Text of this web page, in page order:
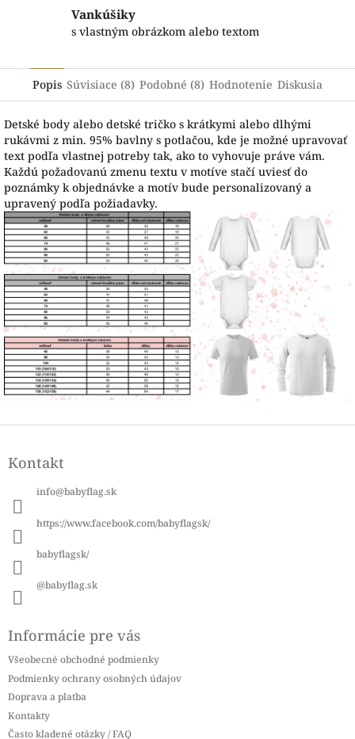
Vankúšiky
s vlastným obrázkom alebo textom
Popis Súvisiace (8) Podobné (8) Hodnotenie Diskusia
Detské body alebo detské tričko s krátkymi alebo dlhými
rukávmi z min. 95% bavlny s potlačou, kde je možné upravovať
text podľa vlastnej potreby tak, ako to vyhovuje práve vám.
Každú požadovanú zmenu textu v motíve stačí uviesť do
poznámky k objednávke a motív bude personalizovaný a
upravený podľa požiadavky.
pKontakt
info@babyflag.sk
https://www.facebook.com/babyflagsk/
babyflagsk/
@babyflag.sk
Informácie pre vás
Všeobecné obchodné podmienky
Podmienky ochrany osobných údajov
Doprava a platba
Kontakty
Často kladené otázky / FAQ